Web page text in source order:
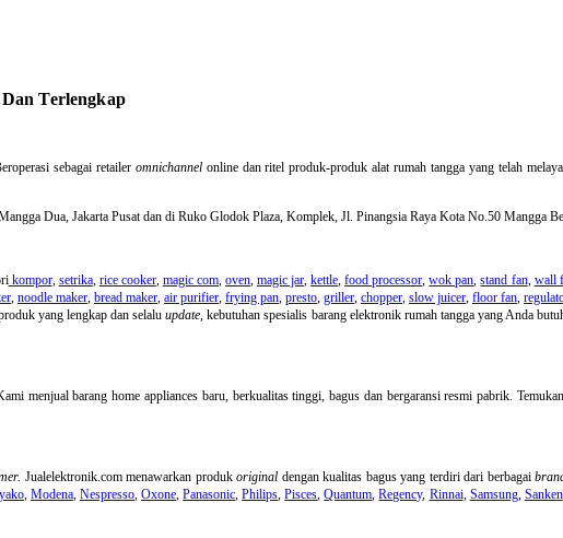
Terlengkap
sebagai retailer omnichannelonline dan ritel produk-produk alat rumah tangga yang telah
Dua, Jakarta Pusat dan di Ruko Glodok Plaza, Komplek, Jl. Pinangsia Raya Kota No.50 Mangga
kompor, setrika, rice cooker, magic com, oven,magic jar ,kettle ,food processor ,wok pan ,stand fan, wall
noodle maker bread maker air purifier frying pan presto griller chopper slow juicer floor fan
yang lengkap dan selaluupdate , kebutuhan spesialis barang elektronik rumah tangga yang Anda
menjual barang home appliances baru, berkualitas tinggi, bagus dan bergaransi resmi pabrik.
Jualelektronik.com menawarkan produk original dengan kualitas bagus yang terdiri dari berbagai
, Modena,Nespresso ,Oxone ,Panasonic ,Philips ,Pisces ,Quantum ,Regency, Rinnai, Samsung, Sanken,